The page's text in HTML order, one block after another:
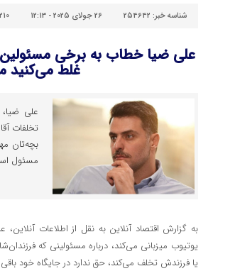
شناسه خبر: 254642 26 جولای 2025 - 12:13 210 بازدید
علی ضیا خطاب به برخی
غلط می‌کنید
علی
تخلفات
بچه‌تان
مسئول
به گزارش اقتصاد آنلاین به نقل از اطلاعات
یوتیوب میزبانی می‌کند، درباره مسئولینی که
یا فرزندش تخلف می‌کند، حق ندارد در جایگاه خود باقی